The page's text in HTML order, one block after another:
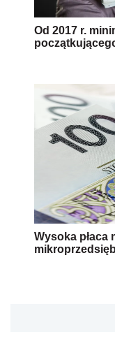
Od 2017 r.
Wysoka płaca